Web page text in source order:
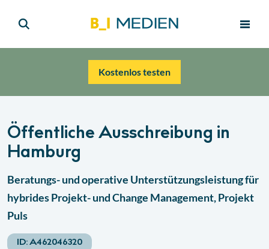
Kostenlos testen
Öffentliche Ausschreibung in
Hamburg
Beratungs- und operative Unterstützungsleistung für
hybrides Projekt- und Change Management, Projekt
Puls
ID:A462046320